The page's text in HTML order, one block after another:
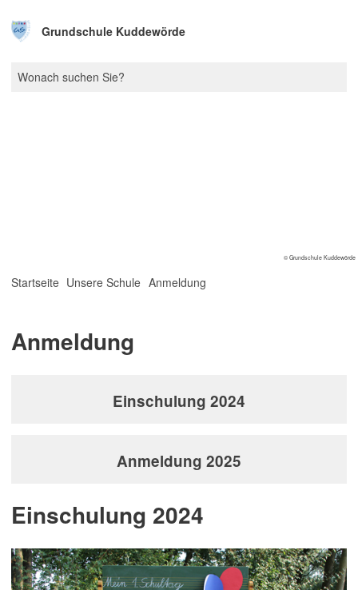
Grundschule Kuddewörde
© Grundschule Kuddewörde
Startseite Unsere Schule Anmeldung
Anmeldung
Einschulung 2024
Anmeldung 2025
Einschulung 2024